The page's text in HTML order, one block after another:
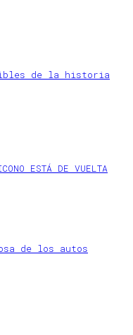
de la historia
ESTÁ DE VUELTA
de los autos